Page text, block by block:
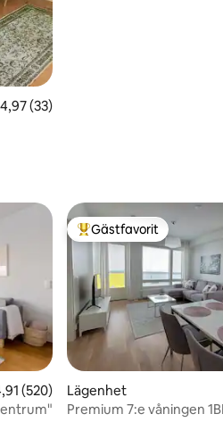
av 5 i genomsnittligt betyg, 33
4,97 (33)
av 5 i genomsnittligt betyg, 520
(520)
Populär gästfavorit
Gästfavorit
Lägenhet
Premium 7:e våningen